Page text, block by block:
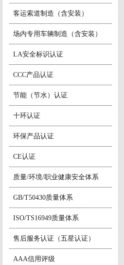
客运索道制造（含安装）
场内专用车辆制造（含安装）
LA安全标识认证
CCC产品认证
节能（节水）认证
十环认证
环保产品认证
CE认证
质量/环境/职业健康安全体系
GB/T50430质量体系
ISO/TS16949质量体系
售后服务认证（五星认证）
AAA信用评级